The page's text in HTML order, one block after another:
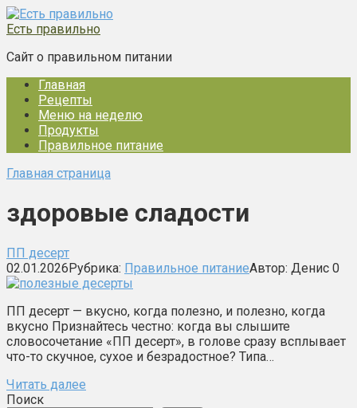
Перейти
к
Есть правильно
Сайт о правильном питании
Главная
Рецепты
Меню на неделю
Продукты
Правильное питание
Главная страница
здоровые сладости
ПП десерт
02.01.2026Рубрика: Правильное питаниеАвтор: Денис 0
ПП десерт — вкусно, когда полезно, и полезно, когда
вкусно Признайтесь честно: когда вы слышите
словосочетание «ПП десерт», в голове сразу всплывает
что-то скучное, сухое и безрадостное? Типа…
Читать далее
Поиск